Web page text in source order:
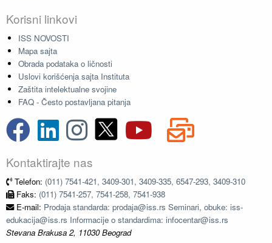
Korisni linkovi
ISS NOVOSTI
Mapa sajta
Obrada podataka o ličnosti
Uslovi korišćenja sajta Instituta
Zaštita intelektualne svojine
FAQ - Često postavljana pitanja
Kontaktirajte nas
Telefon: (011) 7541-421, 3409-301, 3409-335, 6547-293, 3409-310
Faks: (011) 7541-257, 7541-258, 7541-938
E-mail: Prodaja standarda: prodaja@iss.rs Seminari, obuke: iss-
edukacija@iss.rs Informacije o standardima: infocentar@iss.rs
Stevana Brakusa 2, 11030 Beograd